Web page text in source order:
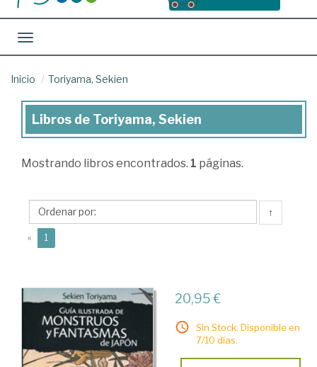
Toggle navigation
Inicio Toriyama, Sekien
Libros
Toriyama,
Libros de Toriyama, Sekien
Mostrando libros encontrados. 1 páginas.
↑
« 1
20,95 €
Sin Stock. Disponible en
7/10 días.